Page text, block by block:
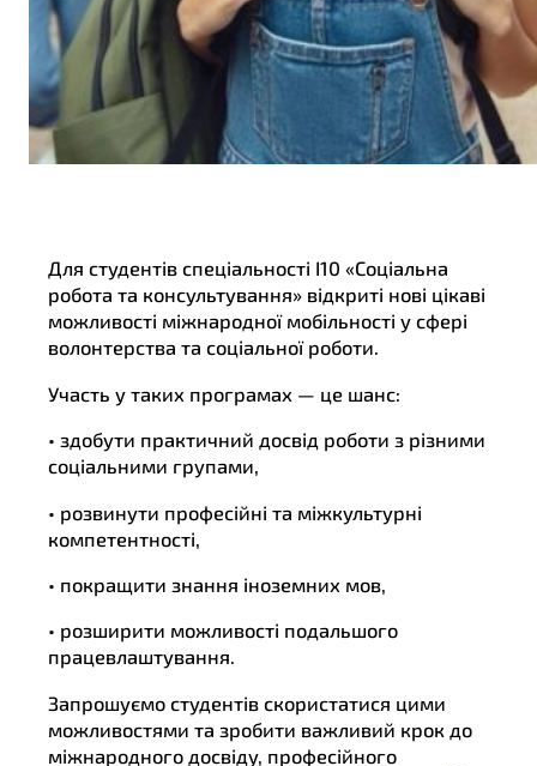
Для студентів спеціальності І10 «Соціальна
робота та консультування» відкриті нові цікаві
можливості міжнародної мобільності у сфері
волонтерства та соціальної роботи.
Участь у таких програмах — це шанс:
• здобути практичний досвід роботи з різними
соціальними групами,
• розвинути професійні та міжкультурні
компетентності,
• покращити знання іноземних мов,
• розширити можливості подальшого
працевлаштування.
Запрошуємо студентів скористатися цими
можливостями та зробити важливий крок до
міжнародного досвіду, професійного